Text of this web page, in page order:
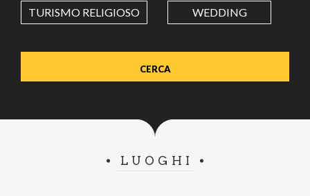
Value in decimal degrees. Use dot (.) as decimal separator.
TURISMO RELIGIOSO WEDDING
LUOGHI